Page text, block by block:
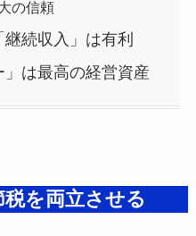
の信頼
続収入」は有利
は最高の経営資産
を両立させる